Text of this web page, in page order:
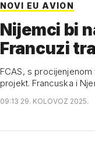
NOVI EU AVION
Nijemci bi
Francuzi
FCAS, s
projekt. Francuska i
09:13 29. KOLOVOZ 2025.